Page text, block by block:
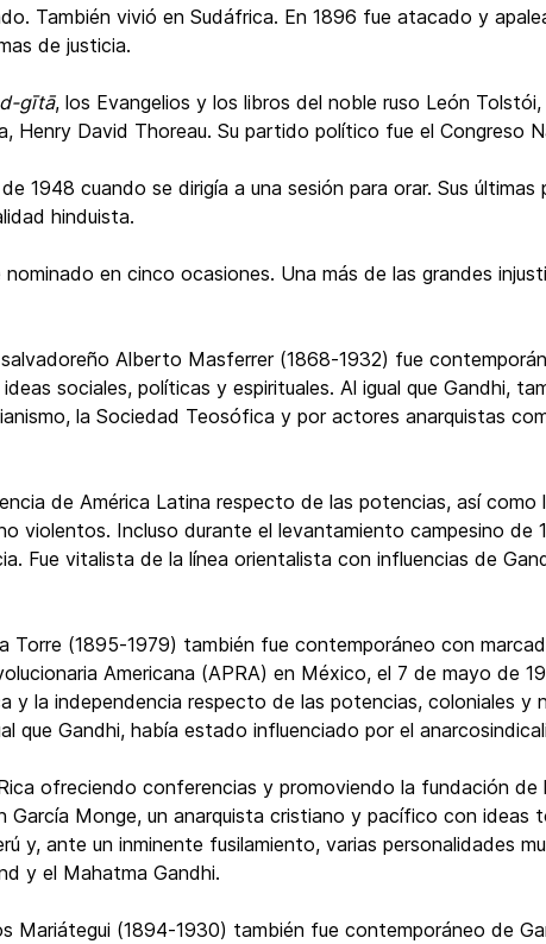
También vivió en Sudáfrica. En 1896 fue atacado y
de justicia.
gītā, los Evangelios y los libros del noble ruso León
Henry David Thoreau. Su partido político fue el Congreso
1948 cuando se dirigía a una sesión para orar. Sus últimas
hinduista.
en cinco ocasiones. Una más de las grandes
Alberto Masferrer (1868-1932) fue
sociales, políticas y espirituales. Al igual que Gandhi,
la Sociedad Teosófica y por actores anarquistas
de América Latina respecto de las potencias, así como
violentos. Incluso durante el levantamiento campesino de
Fue vitalista de la línea orientalista con influencias de
Torre (1895-1979) también fue contemporáneo con
Americana (APRA) en México, el 7 de mayo de
y la independencia respecto de las potencias, coloniales y
Gandhi, había estado influenciado por el
ofreciendo conferencias y promoviendo la fundación de
García Monge, un anarquista cristiano y pacífico con ideas
y, ante un inminente fusilamiento, varias personalidades
y el Mahatma Gandhi.
Mariátegui (1894-1930) también fue contemporáneo de